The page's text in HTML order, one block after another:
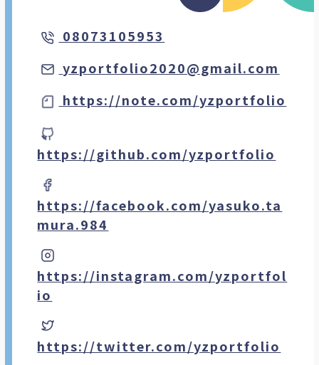
Illustrator Flash
Mac
マネーフォワード
08073105953
yzportfolio2020@gmail.com
https://note.com/yzportfolio
https://github.com/yzportfolio
https://facebook.com/yasuko.ta
mura.984
https://instagram.com/yzportfol
io
https://twitter.com/yzportfolio